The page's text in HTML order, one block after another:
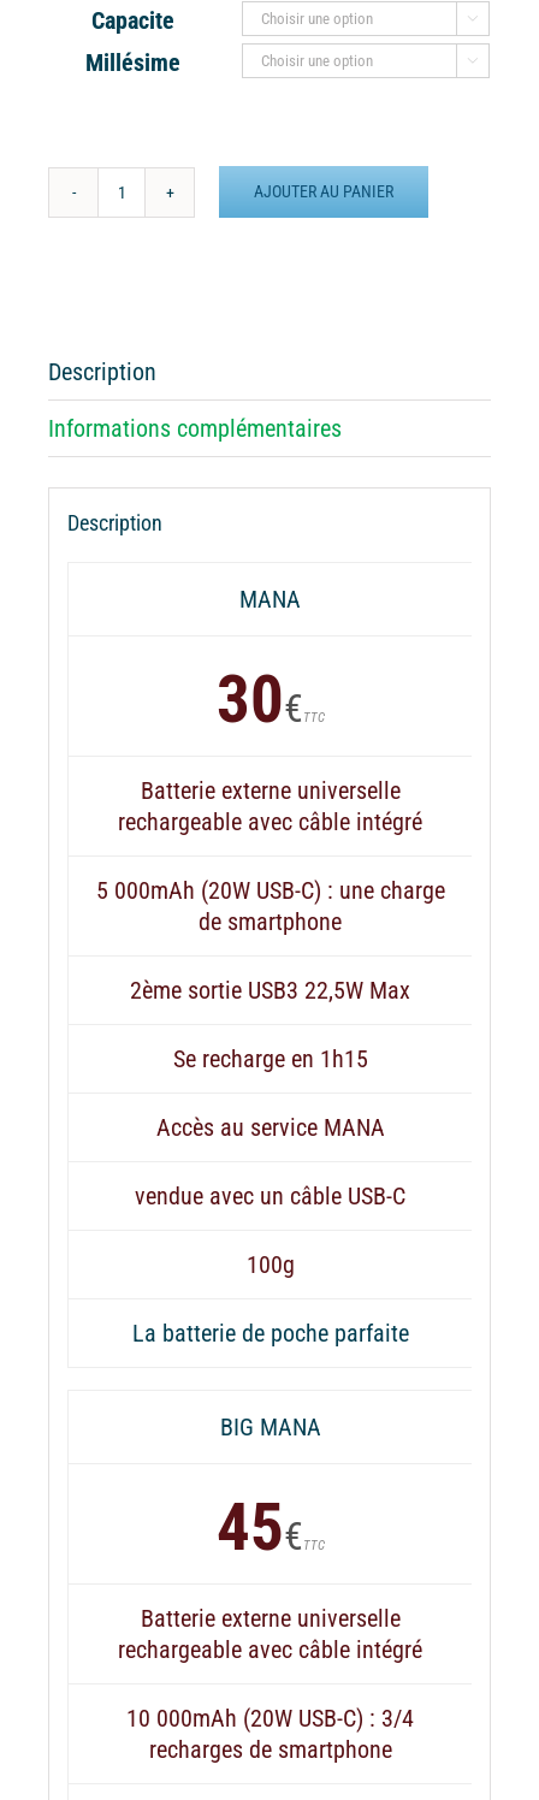
Capacite 
Millésime 
quantité
Jardin
du
Michel
AJOUTER AU PANIER
Description
Informations complémentaires
Description
MANA
30€ TTC
Batterie externe universelle
rechargeable avec câble intégré
5 000mAh (20W USB-C) : une charge
de smartphone
2ème sortie USB3 22,5W Max
Se recharge en 1h15
Accès au service MANA
vendue avec un câble USB-C
100g
La batterie de poche parfaite
BIG MANA
45€ TTC
Batterie externe universelle
rechargeable avec câble intégré
10 000mAh (20W USB-C) : 3/4
recharges de smartphone